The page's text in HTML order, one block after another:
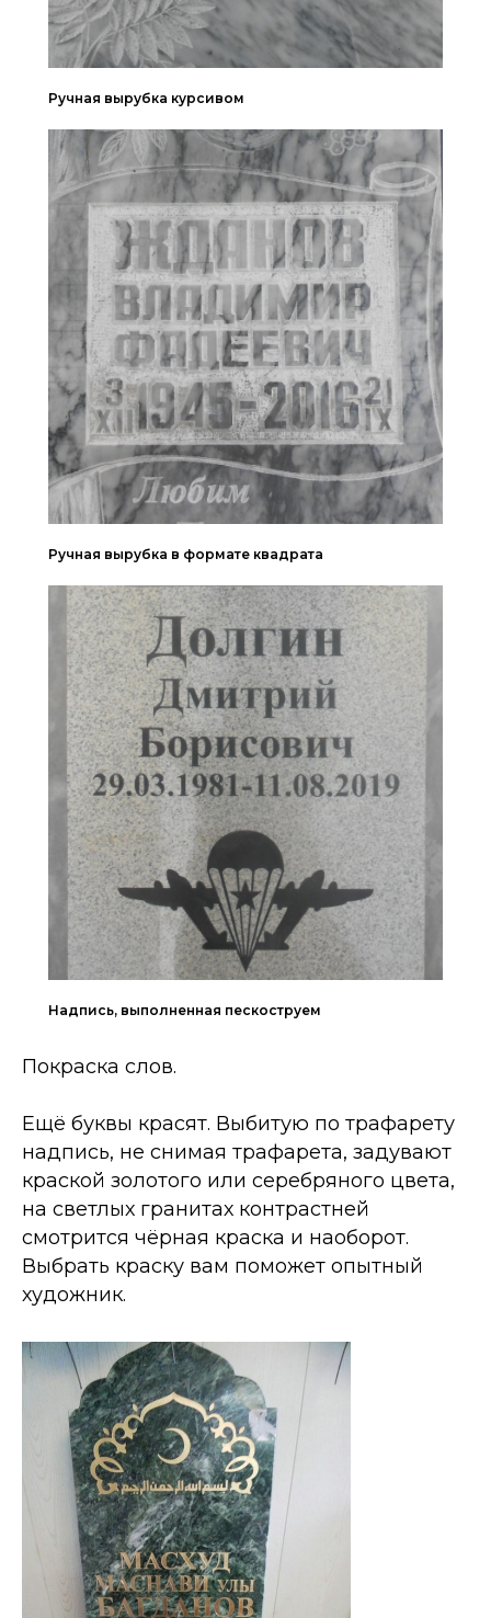
Ручная вырубка курсивом
Ручная вырубка в формате квадрата
Надпись, выполненная пескоструем
Покраска слов.
Ещё буквы красят. Выбитую по трафарету
надпись, не снимая трафарета, задувают
краской золотого или серебряного цвета,
на светлых гранитах контрастней
смотрится чёрная краска и наоборот.
Выбрать краску вам поможет опытный
художник.